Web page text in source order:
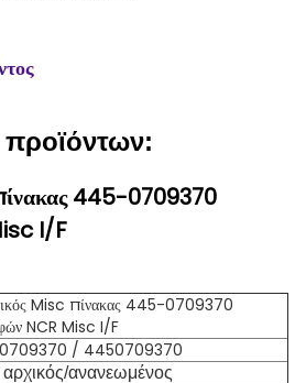
προϊόντων:
445-0709370
I/F
Misc πίνακας 445-0709370
NCR Misc I/F
/ 4450709370
ανανεωμένος